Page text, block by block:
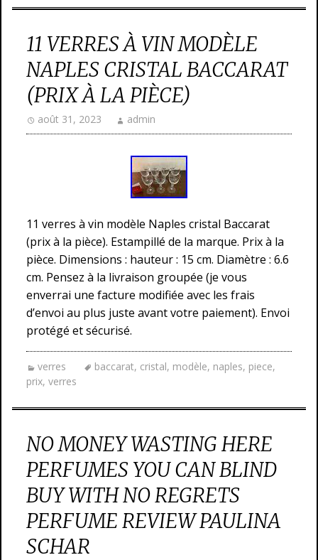
11 VERRES À VIN MODÈLE
NAPLES CRISTAL BACCARAT
(PRIX À LA PIÈCE)
août 31, 2023 admin
11 verres à vin modèle Naples cristal Baccarat
(prix à la pièce). Estampillé de la marque. Prix à la
pièce. Dimensions : hauteur : 15 cm. Diamètre : 6.6
cm. Pensez à la livraison groupée (je vous
enverrai une facture modifiée avec les frais
d’envoi au plus juste avant votre paiement). Envoi
protégé et sécurisé.
verres baccarat, cristal, modèle, naples, piece,
prix, verres
NO MONEY WASTING HERE
PERFUMES YOU CAN BLIND
BUY WITH NO REGRETS
PERFUME REVIEW PAULINA
SCHAR